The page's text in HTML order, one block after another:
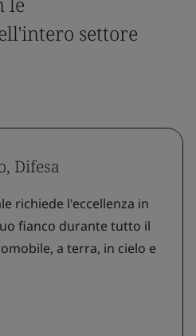
settore
Difesa
richiede l'eccellenza in
fianco durante tutto il
a terra, in cielo e